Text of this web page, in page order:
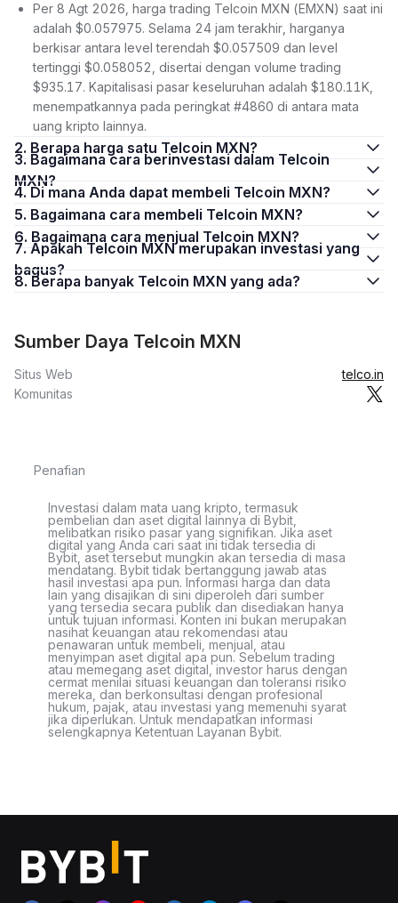
Per 8 Agt 2026, harga trading Telcoin MXN (EMXN) saat ini
adalah $0.057975. Selama 24 jam terakhir, harganya
berkisar antara level terendah $0.057509 dan level
tertinggi $0.058052, disertai dengan volume trading
$935.17. Kapitalisasi pasar keseluruhan adalah $180.11K,
menempatkannya pada peringkat #4860 di antara mata
uang kripto lainnya.
2. Berapa harga satu Telcoin MXN?
3. Bagaimana cara berinvestasi dalam Telcoin
MXN?
4. Di mana Anda dapat membeli Telcoin MXN?
5. Bagaimana cara membeli Telcoin MXN?
6. Bagaimana cara menjual Telcoin MXN?
7. Apakah Telcoin MXN merupakan investasi yang
bagus?
8. Berapa banyak Telcoin MXN yang ada?
Sumber Daya Telcoin MXN
Situs Web
telco.in
Komunitas
Penafian
Investasi dalam mata uang kripto, termasuk
pembelian dan aset digital lainnya di Bybit,
melibatkan risiko pasar yang signifikan. Jika aset
digital yang Anda cari saat ini tidak tersedia di
Bybit, aset tersebut mungkin akan tersedia di masa
mendatang. Bybit tidak bertanggung jawab atas
hasil investasi apa pun. Informasi harga dan data
lain yang disajikan di sini diperoleh dari sumber
yang tersedia secara publik dan disediakan hanya
untuk tujuan informasi. Konten ini bukan merupakan
nasihat keuangan atau rekomendasi atau
penawaran untuk membeli, menjual, atau
menyimpan aset digital apa pun. Sebelum trading
atau memegang aset digital, investor harus dengan
cermat menilai situasi keuangan dan toleransi risiko
mereka, dan berkonsultasi dengan profesional
hukum, pajak, atau investasi yang memenuhi syarat
jika diperlukan. Untuk mendapatkan informasi
selengkapnya Ketentuan Layanan Bybit.